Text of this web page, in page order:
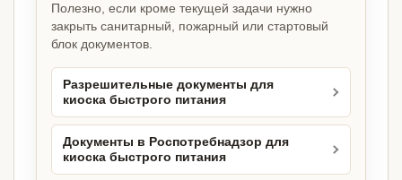
Полезно, если кроме текущей задачи нужно
закрыть санитарный, пожарный или стартовый
блок документов.
Разрешительные документы для
киоска быстрого питания
Документы в Роспотребнадзор для
киоска быстрого питания